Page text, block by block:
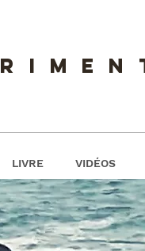
LIVRE VIDÉOS